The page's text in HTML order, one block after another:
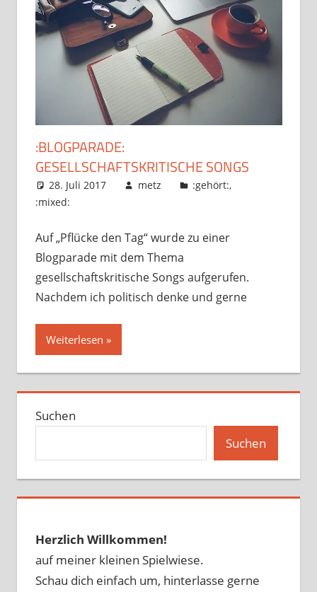
:BLOGPARADE:
GESELLSCHAFTSKRITISCHE SONGS
28. Juli 2017 metz :gehört:,
:mixed:
Auf „Pflücke den Tag“ wurde zu einer
Blogparade mit dem Thema
gesellschaftskritische Songs aufgerufen.
Nachdem ich politisch denke und gerne
Weiterlesen
Suchen
Suchen
Herzlich Willkommen!
auf meiner kleinen Spielwiese.
Schau dich einfach um, hinterlasse gerne